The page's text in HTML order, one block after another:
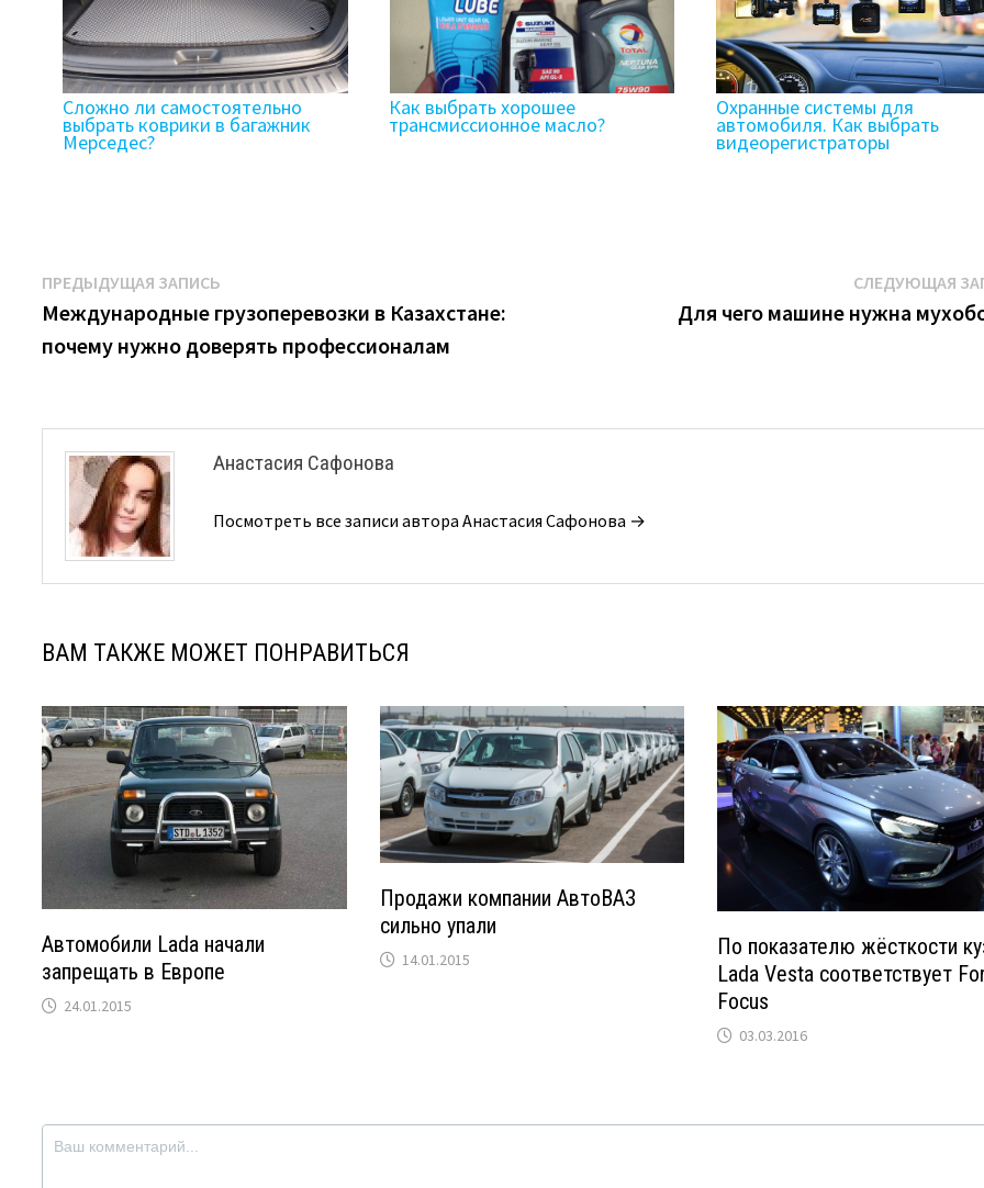
Сложно ли самостоятельно
выбрать коврики в багажник
Мерседес?
Как выбрать хорошее
трансмиссионное масло?
Охранные системы для
автомобиля. Как выбрать
видеорегистраторы
Навигация
по
записям
ПРЕДЫДУЩАЯ ЗАПИСЬ
запись:
Международные грузоперевозки в Казахстане:
почему нужно доверять профессионалам
СЛЕДУЮЩАЯ
Для чего машине нужна
Анастасия Сафонова
Посмотреть все записи автора Анастасия Сафонова →
ВАМ ТАКЖЕ МОЖЕТ ПОНРАВИТЬСЯ
Автомобили Lada начали
запрещать в Европе
24.01.2015
Продажи компании АвтоВАЗ
сильно упали
14.01.2015
По показателю жёсткости
Lada Vesta соответствует
Focus
03.03.2016